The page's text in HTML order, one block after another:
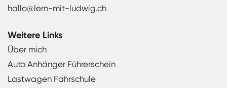
hallo@lern-mit-ludwig.ch
Weitere Links
Über mich
Auto Anhänger Führerschein
Lastwagen Fahrschule